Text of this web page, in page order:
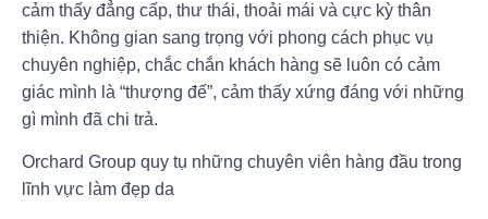
cảm thấy đẳng cấp, thư thái, thoải mái và cực kỳ thân
thiện. Không gian sang trọng với phong cách phục vụ
chuyên nghiệp, chắc chắn khách hàng sẽ luôn có cảm
giác mình là “thượng đế”, cảm thấy xứng đáng với những
gì mình đã chi trả.
Orchard Group quy tụ những chuyên viên hàng đầu trong
lĩnh vực làm đẹp da